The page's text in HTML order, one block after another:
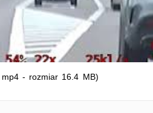
wideo
- rozmiar 16.4 MB)